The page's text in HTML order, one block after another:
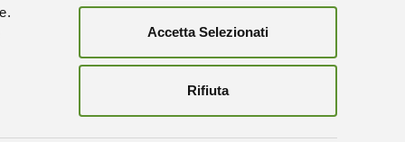
Accetta Selezionati
Rifiuta